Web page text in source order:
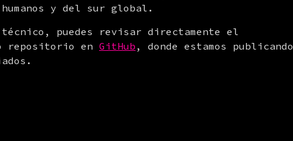
y del sur global.
puedes revisar directamente el
repositorio en GitHub , donde estamos publicando